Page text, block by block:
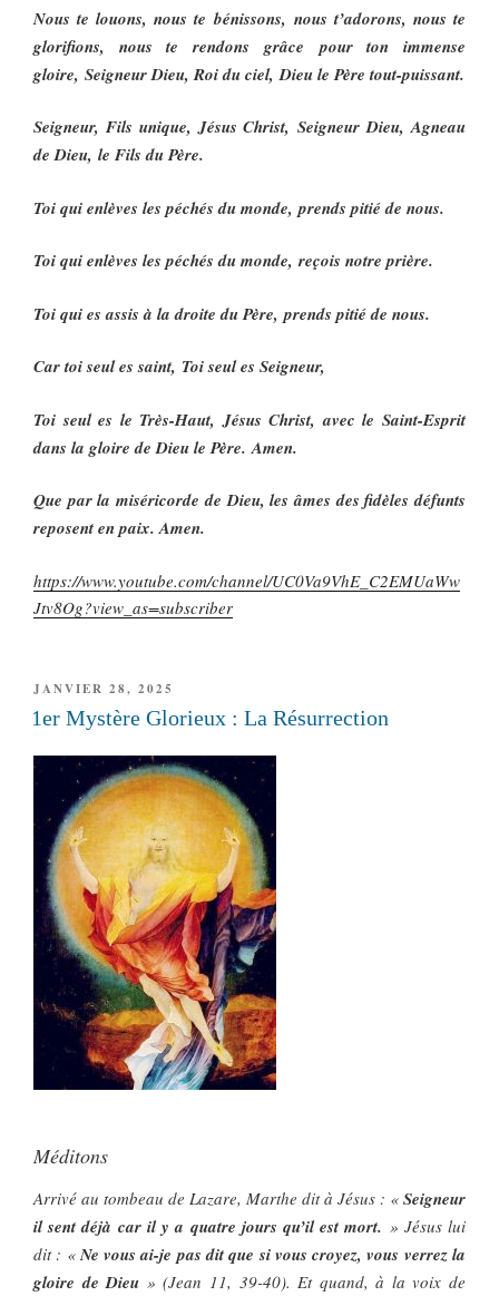
Nous te louons, nous te bénissons, nous t’adorons, nous te
glorifions, nous te rendons grâce pour ton immense
gloire, Seigneur Dieu, Roi du ciel, Dieu le Père tout-puissant.
Seigneur, Fils unique, Jésus Christ, Seigneur Dieu, Agneau
de Dieu, le Fils du Père.
Toi qui enlèves les péchés du monde, prends pitié de nous.
Toi qui enlèves les péchés du monde, reçois notre prière.
Toi qui es assis à la droite du Père, prends pitié de nous.
Car toi seul es saint, Toi seul es Seigneur,
Toi seul es le Très-Haut, Jésus Christ, avec le Saint-Esprit
dans la gloire de Dieu le Père. Amen.
Que par la miséricorde de Dieu, les âmes des fidèles défunts
reposent en paix. Amen.
https://www.youtube.com/channel/UC0Va9VhE_C2EMUaWw
Jtv8Og?view_as=subscriber
PUBLIÉ
LE
JANVIER 28, 2025
1er Mystère Glorieux : La Résurrection
Méditons
Arrivé au tombeau de Lazare, Marthe dit à Jésus : « Seigneur
il sent déjà car il y a quatre jours qu’il est mort. » Jésus lui
dit : «Ne vous ai-je pas dit que si vous croyez, vous verrez la
gloire de Dieu » (Jean 11, 39-40). Et quand, à la voix de